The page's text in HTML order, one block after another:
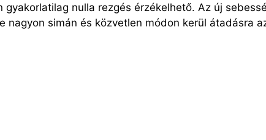
nulla rezgés érzékelhető. Az új
simán és közvetlen módon kerül átadásra